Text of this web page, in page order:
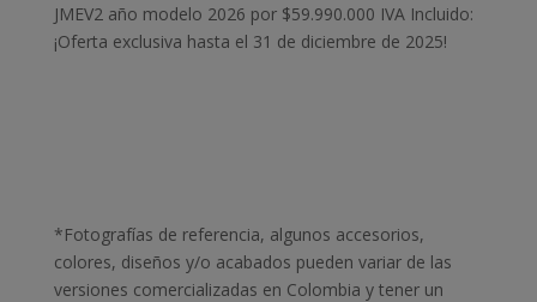
JMEV2 año modelo 2026 por $59.990.000 IVA Incluido:
¡Oferta exclusiva hasta el 31 de diciembre de 2025!
*Fotografías de referencia, algunos accesorios,
colores, diseños y/o acabados pueden variar de las
versiones comercializadas en Colombia y tener un